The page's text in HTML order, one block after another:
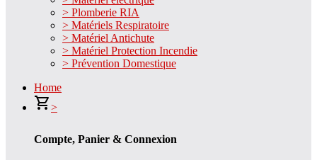
> Plomberie RIA
> Matériels Respiratoire
> Matériel Antichute
> Matériel Protection Incendie
> Prévention Domestique
Home
>
Compte, Panier & Connexion